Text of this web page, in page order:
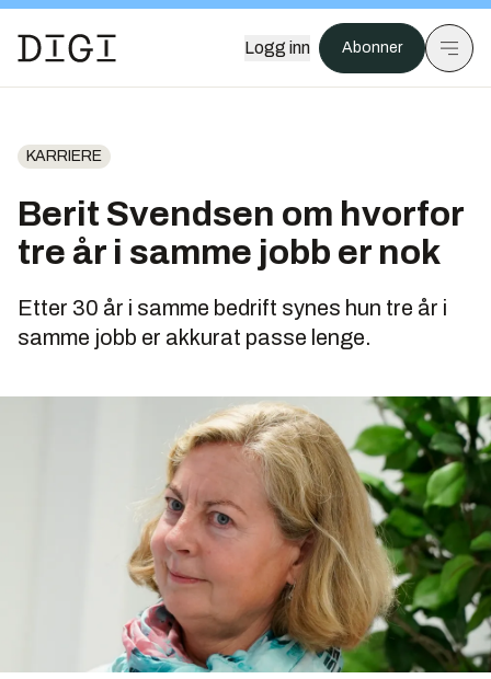
Logg inn Abonner
KARRIERE
Berit Svendsen om hvorfor
tre år i samme jobb er nok
Etter 30 år i samme bedrift synes hun tre år i
samme jobb er akkurat passe lenge.